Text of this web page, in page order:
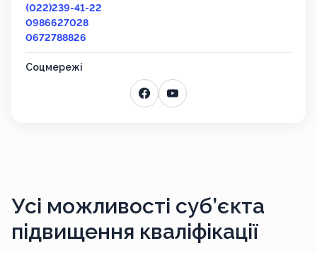
(022)239-41-22
0986627028
0672788826
Соцмережі
Усі можливості суб’єкта
підвищення кваліфікації